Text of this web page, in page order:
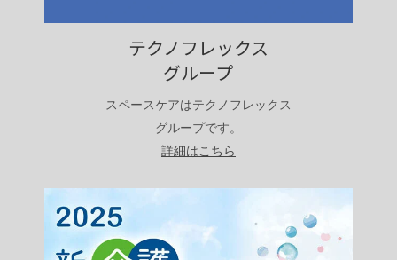
テクノフレックス
グループ
スペースケアはテクノフレックス
グループです。
詳細はこちら